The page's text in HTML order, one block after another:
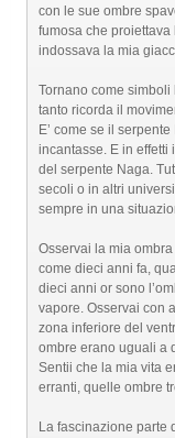
con le sue ombre
fumosa che
indossava la mia
Tornano come simboli
tanto ricorda il
E’ come se il
incantasse. E in
del serpente Naga.
secoli o in altri
sempre in una
Osservai la mia
come dieci anni fa,
dieci anni or sono
vapore. Osservai con
zona inferiore del
ombre erano uguali a
Sentii che la mia vita
erranti, quelle ombre
La fascinazione parte